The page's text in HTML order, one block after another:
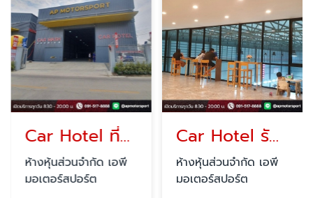
Car Hotel ที่ฝากรถใกล้ฉัน สายไหม
ห้างหุ้นส่วนจำกัด เอพี
มอเตอร์สปอร์ต
Car Hotel รับฝากรถรายวัน รายเดือน สายไหม
ห้างหุ้นส่วนจำกัด เอพี
มอเตอร์สปอร์ต